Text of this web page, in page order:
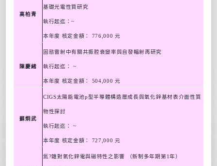
高柏青
基礎光電性質研究
執行起迄：~
本年度 核定金額： 776,000元
陳慶緒
固態雷射中有關共振腔衰變率與自發輻射再研究
執行起迄： ~
本年度 核定金額： 504,000元
蘇炯武
CIGS太陽能電池p型半導體構造層成長與氧化鋅基材表介面性質
物性探討
執行起迄：~
本年度 核定金額： 727,000元
氮 ?雜對氧化鋅電與磁特性之影響 （新制多年期第1年）